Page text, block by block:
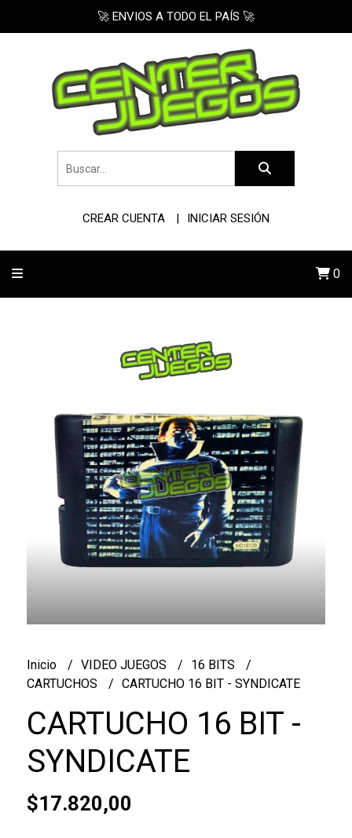
🚀 ENVIOS A TODO EL PAÍS 🚀
CREAR CUENTA INICIAR SESIÓN
0
Inicio VIDEO JUEGOS
16 BITS
CARTUCHOS
CARTUCHO 16 BIT - SYNDICATE
CARTUCHO 16 BIT -
SYNDICATE
$17.820,00